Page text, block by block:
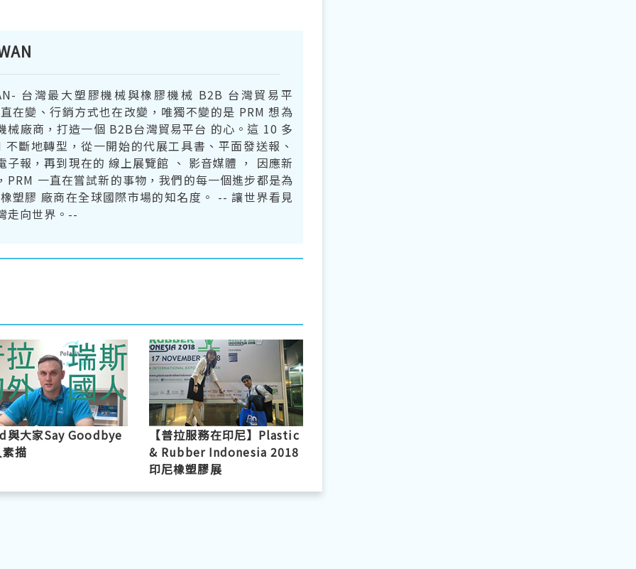
台灣最大塑膠機械與橡膠機械 B2B 台灣貿易平
在變、行銷方式也在改變，唯獨不變的是 PRM 想為
械廠商，打造一個 B2B台灣貿易平台 的心。這 10 多
不斷地轉型，從一開始的代展工具書、平面發送報、
子報，再到現在的 線上展覽館 、 影音媒體 ， 因應新
PRM 一直在嘗試新的事物，我們的每一個進步都是為
塑膠 廠商在全球國際市場的知名度。 -- 讓世界看見
走向世界。--
與大家Say Goodbye
描
【普拉服務在印尼】Plastic
& Rubber Indonesia 2018
印尼橡塑膠展